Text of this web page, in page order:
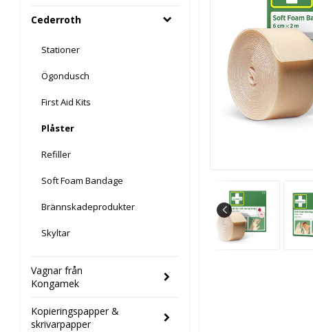
Cederroth
Stationer
Ögondusch
First Aid Kits
Plåster
Refiller
Soft Foam Bandage
Brännskadeprodukter
Skyltar
Vagnar från
Kongamek
Kopieringspapper &
skrivarpapper